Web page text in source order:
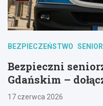
BEZPIECZEŃSTWO
Bezpieczni
Gdańskim –
17 czerwca 2026